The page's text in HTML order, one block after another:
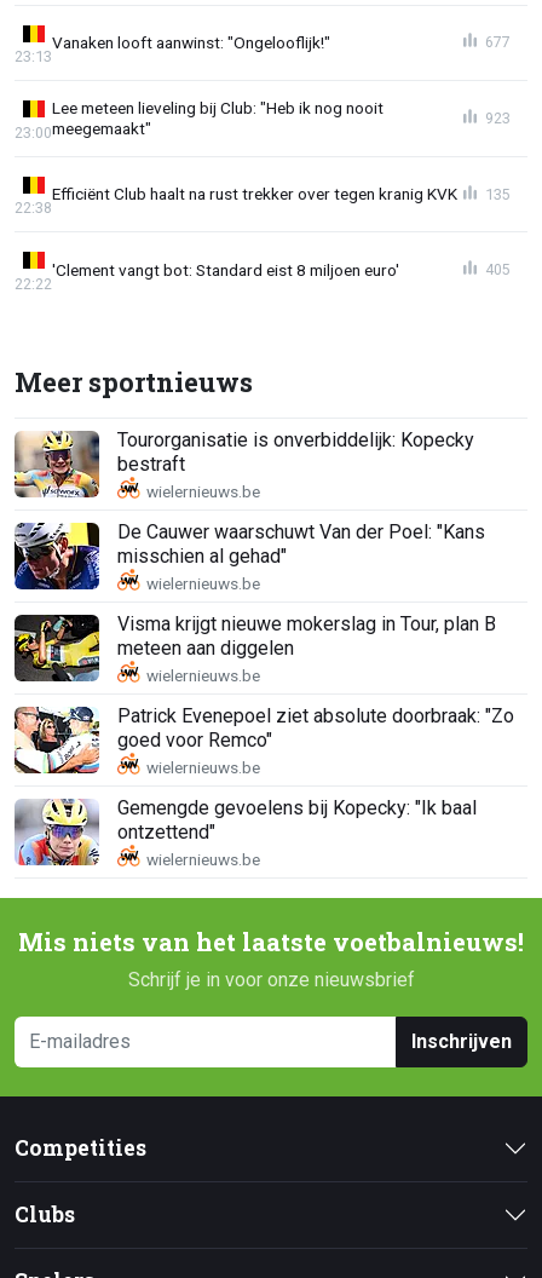
Vanaken looft aanwinst: "Ongelooflijk!"
23:13
677
Lee meteen lieveling bij Club: "Heb ik nog nooit
meegemaakt"
23:00
923
Efficiënt Club haalt na rust trekker over tegen kranig KVK
22:38
135
'Clement vangt bot: Standard eist 8 miljoen euro'
22:22
405
Meer sportnieuws
Tourorganisatie is onverbiddelijk: Kopecky
bestraft
De Cauwer waarschuwt Van der Poel: "Kans
misschien al gehad"
Visma krijgt nieuwe mokerslag in Tour, plan B
meteen aan diggelen
Patrick Evenepoel ziet absolute doorbraak: "Zo
goed voor Remco"
Gemengde gevoelens bij Kopecky: "Ik baal
ontzettend"
Mis niets van het laatste voetbalnieuws!
Schrijf je in voor onze nieuwsbrief
Inschrijven
Competities
Clubs